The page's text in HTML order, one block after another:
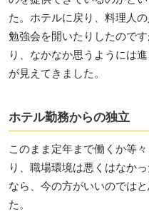
た。ホテルに戻り、料理人
勉強会を開いたりしたので
り、なかなか思うようには
が見えてきました。
ホテル勤務からの独立
このまま定年まで働くか等
り、職場環境は悪くはなか
なら、今の方がいいのでは
た。